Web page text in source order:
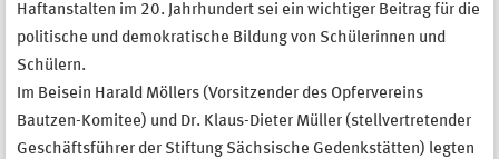
Haftanstalten im 20. Jahrhundert sei ein wichtiger Beitrag für die
politische und demokratische Bildung von Schülerinnen und
Schülern.
Im Beisein Harald Möllers (Vorsitzender des Opfervereins
Bautzen-Komitee) und Dr. Klaus-Dieter Müller (stellvertretender
Geschäftsführer der Stiftung Sächsische Gedenkstätten) legten